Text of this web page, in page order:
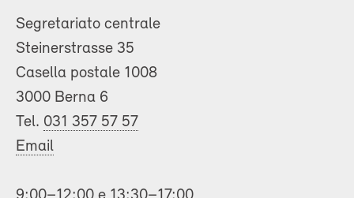
Segretariato centrale
Steinerstrasse 35
Casella postale 1008
3000 Berna 6
Tel. 031 357 57 57
Email